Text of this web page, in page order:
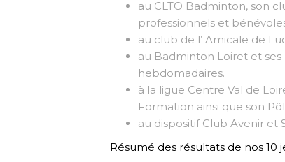
au CLTO Badminton, son
professionnels et
au club de l’ Amicale de
au Badminton Loiret et
hebdomadaires.
à la ligue Centre Val de
Formation ainsi que son
au dispositif Club Avenir et
Résumé des résultats de nos 10